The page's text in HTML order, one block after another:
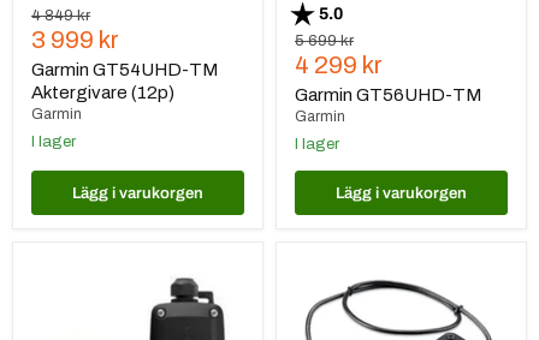
Ursprungspris
4 849 kr
Nuvarande
pris
3 999 kr
Garmin GT54UHD-TM
Aktergivare (12p)
Garmin
I lager
Lägg i varukorgen
Betyg:
5.0
Ursprungspris
5 699 kr
Nuvarande
pris
4 299 kr
Garmin GT56UHD-TM
Garmin
I lager
Lägg i varukorgen
Honadapter
trådblock